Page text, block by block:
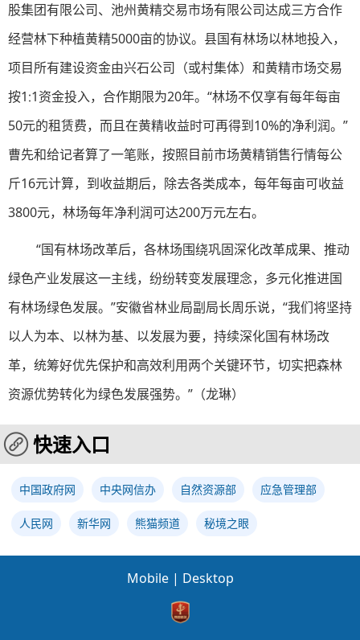
股集团有限公司、池州黄精交易市场有限公司达成三方合作
经营林下种植黄精5000亩的协议。县国有林场以林地投入，
项目所有建设资金由兴石公司（或村集体）和黄精市场交易
按1∶1资金投入，合作期限为20年。“林场不仅享有每年每亩
50元的租赁费，而且在黄精收益时可再得到10%的净利润。”
曹先和给记者算了一笔账，按照目前市场黄精销售行情每公
斤16元计算，到收益期后，除去各类成本，每年每亩可收益
3800元，林场每年净利润可达200万元左右。
“国有林场改革后，各林场围绕巩固深化改革成果、推动
绿色产业发展这一主线，纷纷转变发展理念，多元化推进国
有林场绿色发展。”安徽省林业局副局长周乐说，“我们将坚持
以人为本、以林为基、以发展为要，持续深化国有林场改
革，统筹好优先保护和高效利用两个关键环节，切实把森林
资源优势转化为绿色发展强势。”（龙琳）
快速入口
中国政府网 中央网信办 自然资源部 应急管理部
人民网 新华网 熊猫频道 秘境之眼
Mobile | Desktop